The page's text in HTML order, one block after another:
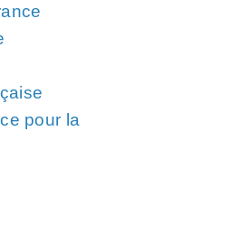
pour la